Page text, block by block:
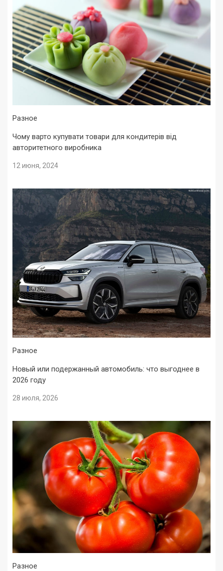
Разное
Чому варто купувати товари для кондитерів від
авторитетного виробника
12 июня, 2024
Разное
Новый или подержанный автомобиль: что выгоднее в
2026 году
28 июля, 2026
Разное